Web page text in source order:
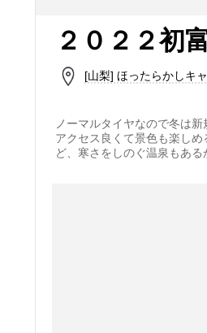
２０２２初
[山梨] ほったらかしキ
ノーマルタイヤなので冬は新
アクセス良くて景色も楽し
ど、寒さをしのぐ温泉もある